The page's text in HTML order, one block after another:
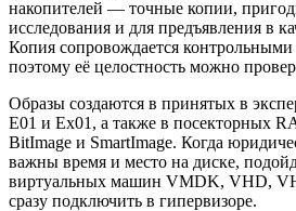
накопителей — точные копии,
исследования и для предъявления в
Копия сопровождается
поэтому её целостность можно
Образы создаются в принятых в
E01 и Ex01, а также в посекторных
BitImage и SmartImage. Когда
важны время и место на диске,
виртуальных машин VMDK, VHD,
сразу подключить в гипервизоре.